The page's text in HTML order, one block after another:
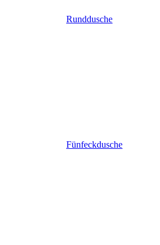
Runddusche
Fünfeckdusche